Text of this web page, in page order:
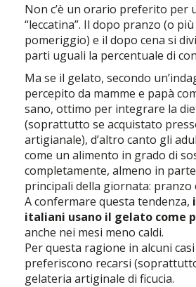
Non c’è un orario preferito per
“leccatina”. Il dopo pranzo (o
pomeriggio) e il dopo cena si
parti uguali la percentuale di
Ma se il gelato, secondo
percepito da mamme e papà
sano, ottimo per integrare la
(soprattutto se acquistato
artigianale), d’altro canto gli
come un alimento in grado di
completamente, almeno in
principali della giornata: pranzo
A confermare questa tendenza,
italiani usano il gelato come
anche nei mesi meno caldi.
Per questa ragione in alcuni
preferiscono recarsi
gelateria artiginale di ficucia.